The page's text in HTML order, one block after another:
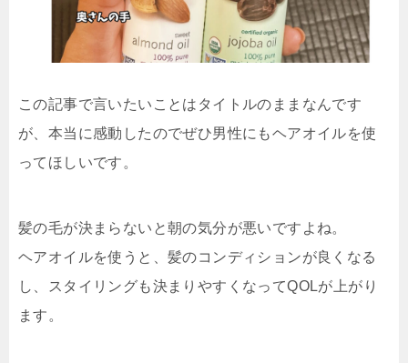
この記事で言いたいことはタイトルのままなんです
が、本当に感動したのでぜひ男性にもヘアオイルを使
ってほしいです。
髪の毛が決まらないと朝の気分が悪いですよね。
ヘアオイルを使うと、髪のコンディションが良くなる
し、スタイリングも決まりやすくなってQOLが上がり
ます。